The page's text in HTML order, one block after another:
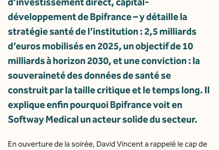
développement de Bpifrance – y détaille la
stratégie santé de l’institution : 2,5 milliards
d’euros mobilisés en 2025, un objectif de 10
milliards à horizon 2030, et une conviction : la
souveraineté des données de santé se
construit par la taille critique et le temps long. Il
explique enfin pourquoi Bpifrance voit en
Softway Medical un acteur solide du secteur.
En ouverture de la soirée, David Vincent a rappelé le cap de